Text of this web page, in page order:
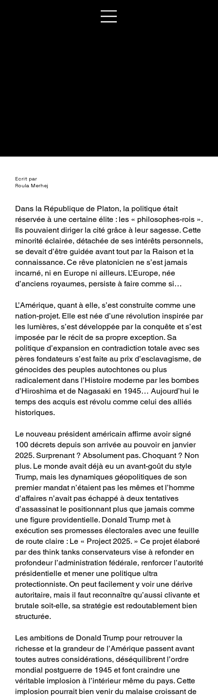
Ecrit par
Roula Merhej
Dans la République de Platon, la politique était
réservée à une certaine élite : les « philosophes-rois ».
Ils pouvaient diriger la cité grâce à leur sagesse. Cette
minorité éclairée, détachée de ses intérêts personnels,
se devait d’être guidée avant tout par la Raison et la
connaissance. Ce rêve platonicien ne s’est jamais
incarné, ni en Europe ni ailleurs. L’Europe, née
d’anciens royaumes, persiste à faire comme si…
L’Amérique, quant à elle, s’est construite comme une
nation-projet. Elle est née d’une révolution inspirée par
les lumières, s’est développée par la conquête et s’est
imposée par le récit de sa propre exception. Sa
politique d’expansion en contradiction totale avec ses
pères fondateurs s’est faite au prix d’esclavagisme, de
génocides des peuples autochtones ou plus
radicalement dans l’Histoire moderne par les bombes
d’Hiroshima et de Nagasaki en 1945… Aujourd’hui le
temps des acquis est révolu comme celui des alliés
historiques.
Le nouveau président américain affirme avoir signé
100 décrets depuis son arrivée au pouvoir en janvier
2025. Surprenant ? Absolument pas. Choquant ? Non
plus. Le monde avait déjà eu un avant-goût du style
Trump, mais les dynamiques géopolitiques de son
premier mandat n’étaient pas les mêmes et l’homme
d’affaires n’avait pas échappé à deux tentatives
d’assassinat le positionnant plus que jamais comme
une figure providentielle. Donald Trump met à
exécution ses promesses électorales avec une feuille
de route claire : Le « Project 2025. » Ce projet élaboré
par des think tanks conservateurs vise à refonder en
profondeur l’administration fédérale, renforcer l’autorité
présidentielle et mener une politique ultra
protectionniste. On peut facilement y voir une dérive
autoritaire, mais il faut reconnaître qu’aussi clivante et
brutale soit-elle, sa stratégie est redoutablement bien
structurée.
Les ambitions de Donald Trump pour retrouver la
richesse et la grandeur de l’Amérique passent avant
toutes autres considérations, déséquilibrent l’ordre
mondial postguerre de 1945 et font craindre une
véritable implosion à l’intérieur même du pays. Cette
implosion pourrait bien venir du malaise croissant de